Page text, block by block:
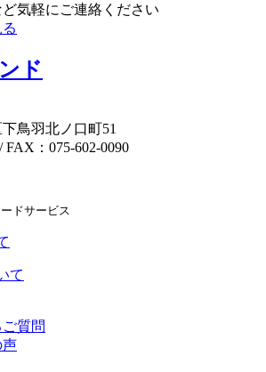
ど気軽にご連絡ください
鳥羽北ノ口町51
/ FAX：075-602-0090
ドサービス
て
質問
声